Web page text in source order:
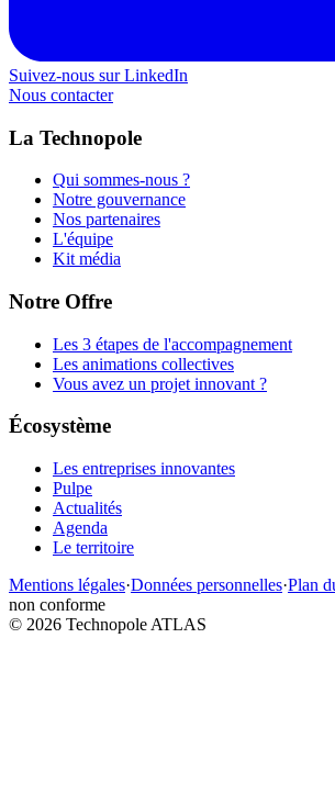
Suivez-nous sur LinkedIn
Nous contacter
La Technopole
Qui sommes-nous ?
Notre gouvernance
Nos partenaires
L'équipe
Kit média
Notre Offre
Les 3 étapes de l'accompagnement
Les animations collectives
Vous avez un projet innovant ?
Écosystème
Les entreprises innovantes
Pulpe
Actualités
Agenda
Le territoire
Mentions légales·Données personnelles·Plan
non conforme
© 2026 Technopole ATLAS